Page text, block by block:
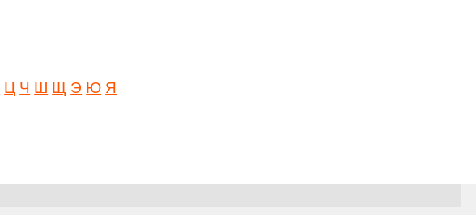
Ц Ч Ш Щ Э Ю Я